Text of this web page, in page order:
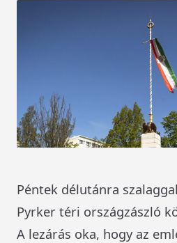
Péntek délutánra
Pyrker téri országzászló
A lezárás oka, hogy az